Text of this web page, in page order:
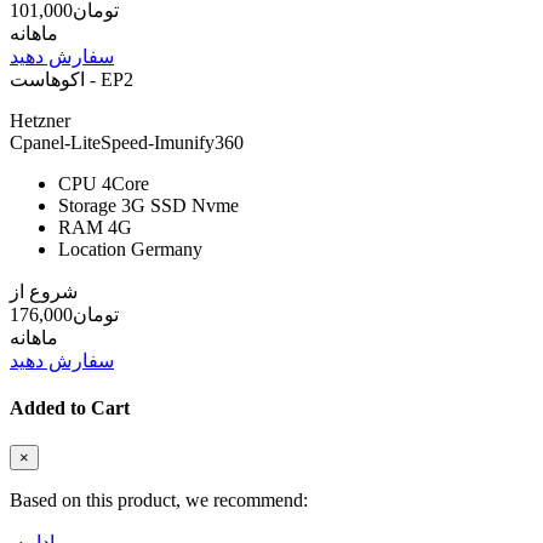
101,000تومان
ماهانه
سفارش دهید
اکوهاست - EP2
Hetzner
Cpanel-LiteSpeed-Imunify360
CPU 4Core
Storage 3G SSD Nvme
RAM 4G
Location Germany
شروع از
176,000تومان
ماهانه
سفارش دهید
Added to Cart
×
Based on this product, we recommend: